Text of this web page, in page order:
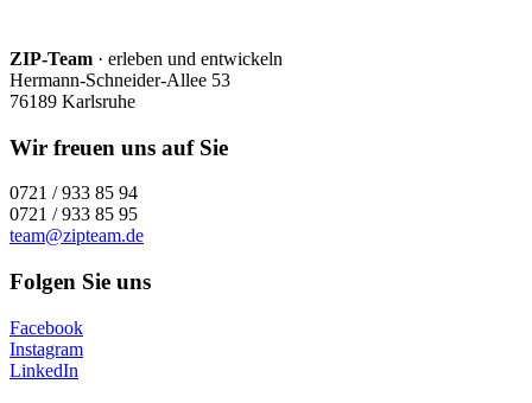
ZIP-Team · erleben und entwickeln
Hermann-Schneider-Allee 53
76189 Karlsruhe
Wir freuen uns auf Sie
0721 / 933 85 94
0721 / 933 85 95
team@zipteam.de
Folgen Sie uns
Facebook
Instagram
LinkedIn